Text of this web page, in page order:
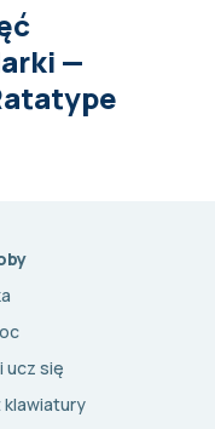
—
ucz się
klawiatury